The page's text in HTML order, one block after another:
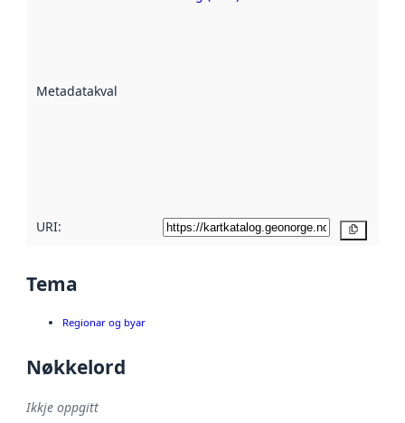
Metadatakvalitet
Metadatakvalitet
URI:
Tema
Regionar og byar
Nøkkelord
Ikkje oppgitt